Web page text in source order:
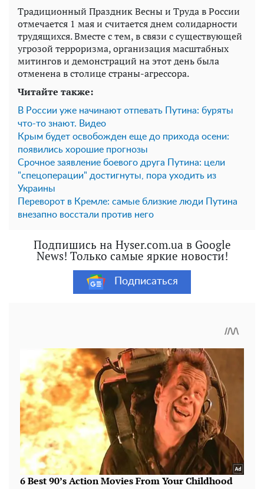
Традиционный Праздник Весны и Труда в России
отмечается 1 мая и считается днем солидарности
трудящихся. Вместе с тем, в связи с существующей
угрозой терроризма, организация масштабных
митингов и демонстраций на этот день была
отменена в столице страны-агрессора.
Читайте также:
В России уже начинают отпевать Путина: буряты
что-то знают. Видео
Крым будет освобожден еще до прихода осени:
появились хорошие прогнозы
Срочное заявление боевого друга Путина: цели
"спецоперации" достигнуты, пора уходить из
Украины
Переворот в Кремле: самые близкие люди Путина
внезапно восстали против него
Подпишись на Hyser.com.ua в Google
News! Только самые яркие новости!
Подписаться